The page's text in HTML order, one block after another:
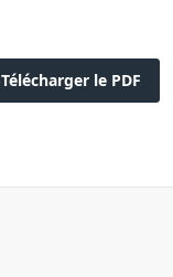
Télécharger le PDF